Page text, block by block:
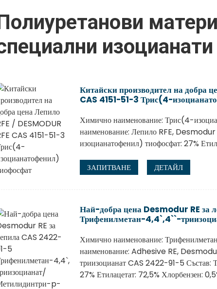
изоцианати
Китайски производител на добра
CAS 4151-51-3 Трис(4-
Химично наименование: Трис(4-
наименование: Лепило RFE,
изоцианатофенил) тиофосфат: 27%
ЗАПИТВАНЕ ДЕТАЙЛ
Най-добра цена Desmodur RE за
Трифенилметан-4,4`,4``-
Химично наименование:
наименование: Adhesive RE,
триизоцианат CAS 2422-91-5 Състав:
27% Етилацетат: 72,5% Хлорбензен: